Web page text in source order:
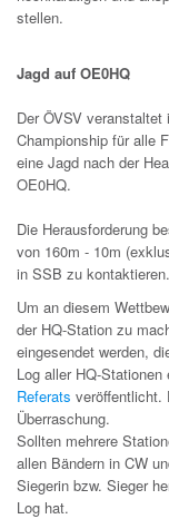
stellen.
Jagd auf OE0HQ
Der ÖVSV
Championship für alle
eine Jagd nach der
OE0HQ.
Die Herausforderung
von 160m - 10m
in SSB zu
Um an diesem
der HQ-Station zu
eingesendet werden,
Log aller HQ-
Referats veröffentlicht.
Überraschung.
Sollten mehrere
allen Bändern in CW
Siegerin bzw. Sieger
Log hat.